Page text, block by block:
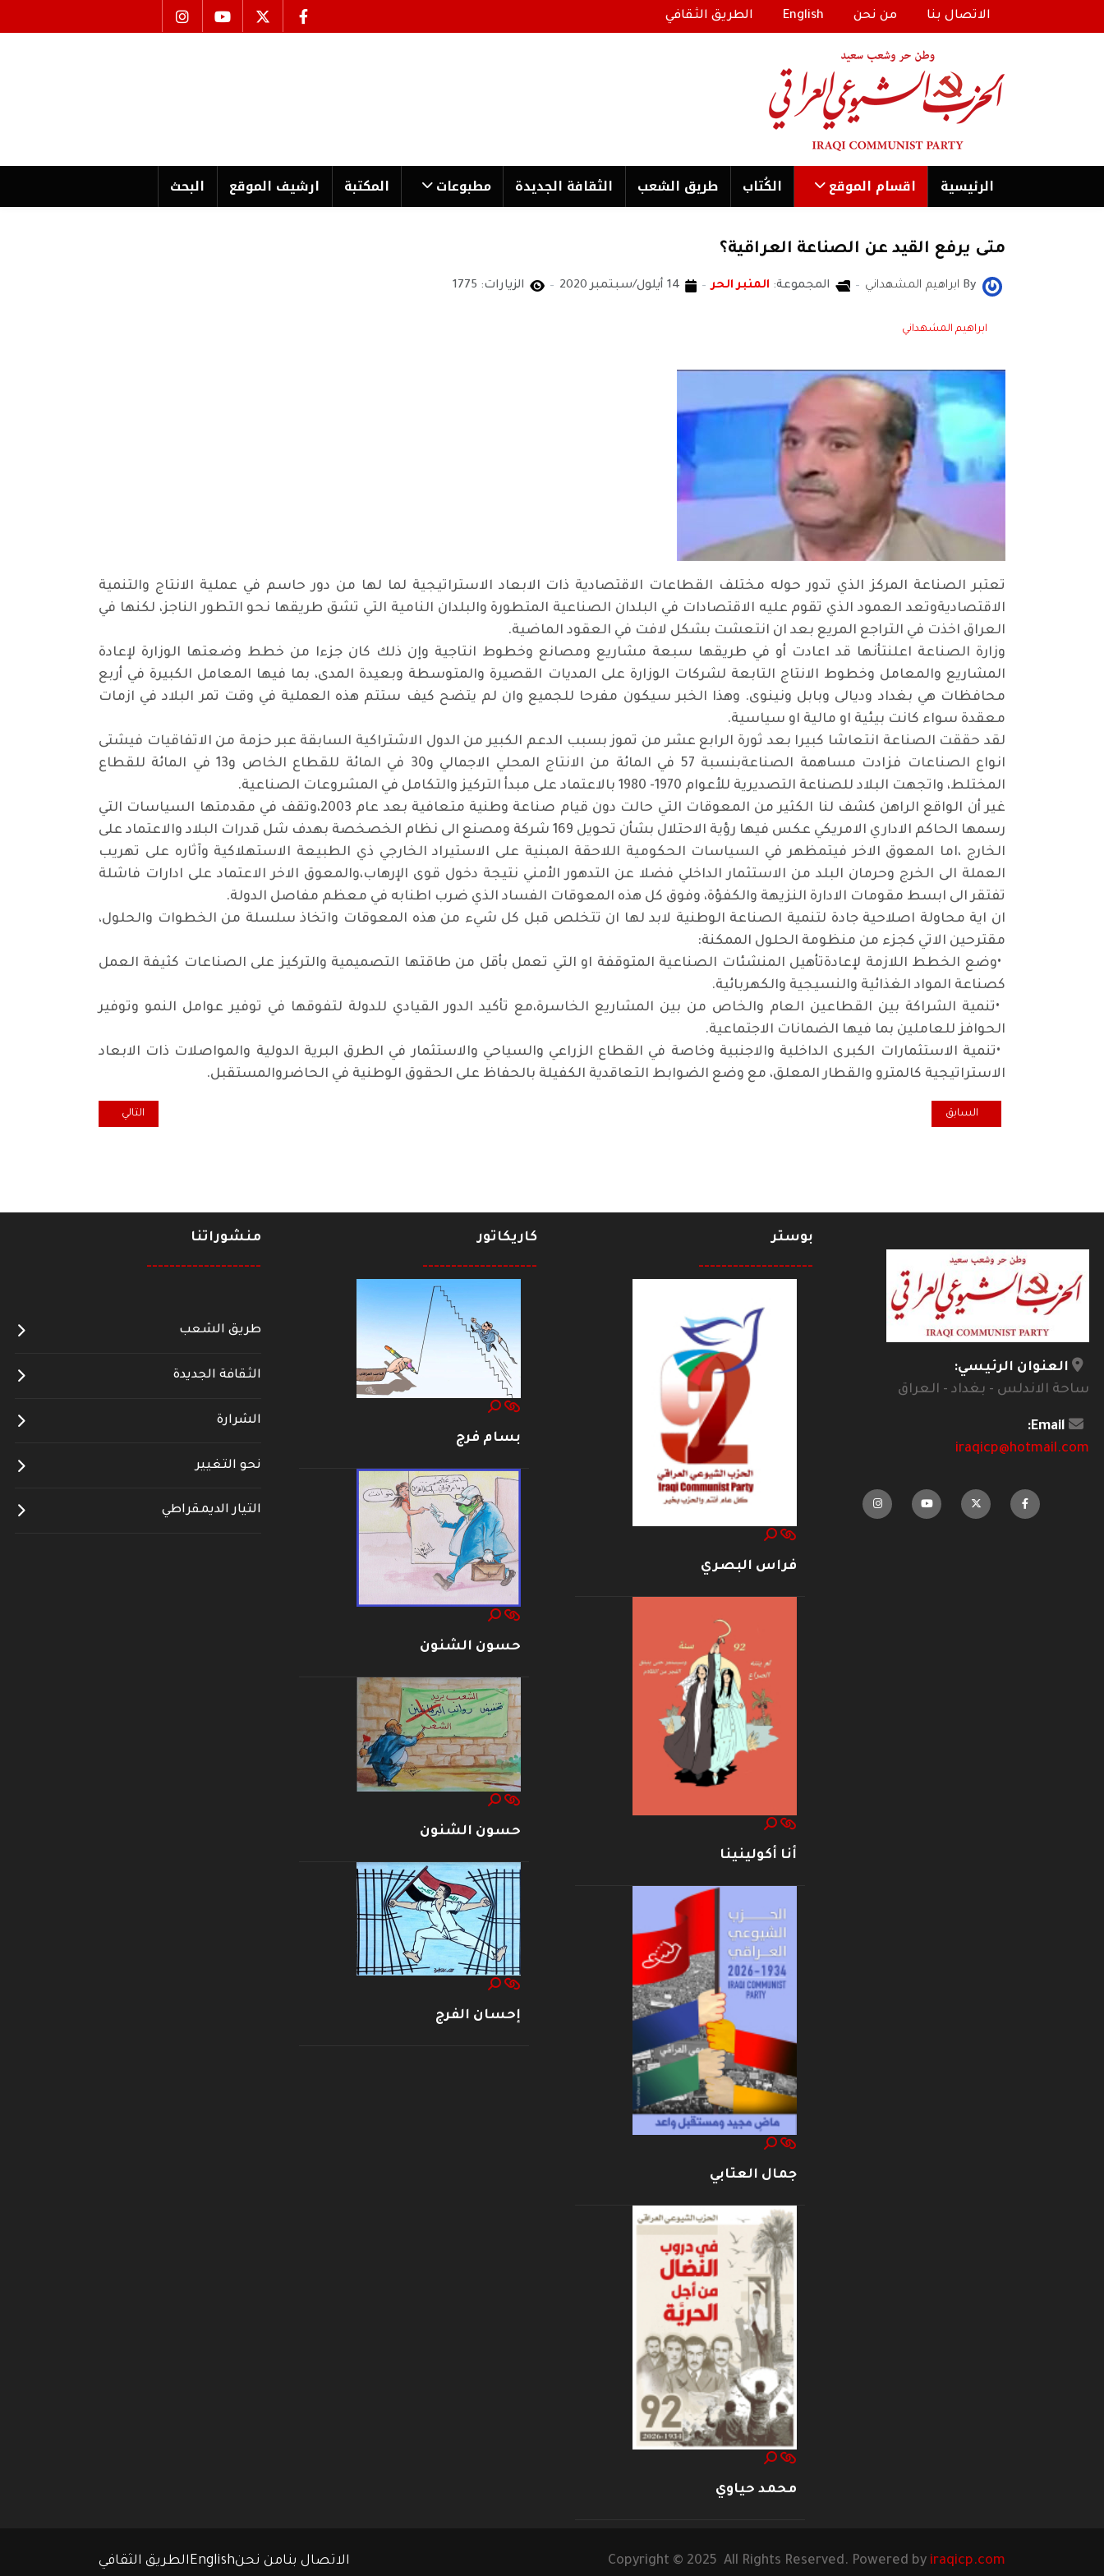
الاتصال بنا من نحن English الطريق الثقافي
الرئیسية اقسام الموقع الكُتاب طریق الشعب الثقافة الجدیدة مطبوعات المكتبة ارشیف الموقع البحث
متى يرفع القيد عن الصناعة العراقية؟
By ابراهيم المشهداني المجموعة: المنبر الحر 14 أيلول/سبتمبر 2020 الزيارات: 1775
ابراهيم المشهداني
تعتبر الصناعة المركز الذي تدور حوله مختلف القطاعات الاقتصادية ذات الابعاد الاستراتيجية لما لها من دور حاسم في عملية الانتاج والتنمية
الاقتصاديةوتعد العمود الذي تقوم عليه الاقتصادات في البلدان الصناعية المتطورة والبلدان النامية التي تشق طريقها نحو التطور الناجز، لكنها في
العراق اخذت في التراجع المريع بعد ان انتعشت بشكل لافت في العقود الماضية.
وزارة الصناعة اعلنتأنها قد اعادت أو في طريقها سبعة مشاريع ومصانع وخطوط انتاجية وإن ذلك كان جزءا من خطط وضعتها الوزارة لإعادة
المشاريع والمعامل وخطوط الانتاج التابعة لشركات الوزارة على المديات القصيرة والمتوسطة وبعيدة المدى، بما فيها المعامل الكبيرة في أربع
محافظات هي بغداد وديالى وبابل ونينوى. وهذا الخبر سيكون مفرحا للجميع وان لم يتضح كيف ستتم هذه العملية في وقت تمر البلاد في ازمات
معقدة سواء كانت بيئية او مالية او سياسية.
لقد حققت الصناعة انتعاشا كبيرا بعد ثورة الرابع عشر من تموز بسبب الدعم الكبير من الدول الاشتراكية السابقة عبر حزمة من الاتفاقيات فيشتى
انواع الصناعات فزادت مساهمة الصناعةبنسبة 57 في المائة من الانتاج المحلي الاجمالي و30 في المائة للقطاع الخاص و13 في المائة للقطاع
المختلط، واتجهت البلاد للصناعة التصديرية للأعوام 1970- 1980 بالاعتماد على مبدأ التركيز والتكامل في المشروعات الصناعية
.
غير أن الواقع الراهن كشف لنا الكثير من المعوقات التي حالت دون قيام صناعة وطنية متعافية بعد عام 2003،وتقف في مقدمتها السياسات التي
رسمها الحاكم الاداري الامريكي عكس فيها رؤية الاحتلال بشأن تحويل 169 شركة ومصنع الى نظام الخصخصة بهدف شل قدرات البلاد والاعتماد على
الخارج ،اما المعوق الاخر فيتمظهر في السياسات الحكومية اللاحقة المبنية على الاستيراد الخارجي ذي الطبيعة الاستهلاكية وآثاره على تهريب
العملة الى الخرج وحرمان البلد من الاستثمار الداخلي فضلا عن التدهور الأمني نتيجة دخول قوى الإرهاب،والمعوق الاخر الاعتماد على ادارات فاشلة
تفتقر الى ابسط مقومات الادارة النزيهة والكفؤة، وفوق كل هذه المعوقات الفساد الذي ضرب اطنابه في معظم مفاصل الدولة.
ان اية محاولة اصلاحية جادة لتنمية الصناعة الوطنية لابد لها ان تتخلص قبل كل شيء من هذه المعوقات واتخاذ سلسلة من الخطوات والحلول،
مقترحين الاتي كجزء من منظومة الحلول الممكنة:
•وضع الخطط اللازمة لإعادةتأهيل المنشئات الصناعية المتوقفة او التي تعمل بأقل من طاقتها التصميمية والتركيز على الصناعات كثيفة العمل
كصناعة المواد الغذائية والنسيجية والكهربائية.
•تنمية الشراكة بين القطاعين العام والخاص من بين المشاريع الخاسرة،مع تأكيد الدور القيادي للدولة لتفوقها في توفير عوامل النمو وتوفير
الحوافز للعاملين بما فيها الضمانات الاجتماعية.
•تنمية الاستثمارات الكبرى الداخلية والاجنبية وخاصة في القطاع الزراعي والسياحي والاستثمار في الطرق البرية الدولية والمواصلات ذات الابعاد
الاستراتيجية كالمترو والقطار المعلق، مع وضع الضوابط التعاقدية الكفيلة بالحفاظ على الحقوق الوطنية في الحاضروالمستقبل.
المقال السابق: ملاحظات خاطفة حول الدين العام العراقي ٢٠٢٠ *
السابق المقال التالي: بلاء الطائفية
التالي
العنوان الرئيسي:
ساحة الاندلس - بغداد - العراق
Email:
iraqicp@hotmail.com
بوستر
--------------------
فراس البصري
أنا أكولينينا
جمال العتابي
محمد حياوي
كاريكاتور
--------------------
بسام فرج
حسون الشنون
حسون الشنون
إحسان الفرج
منشوراتنا
--------------------
طريق الشعب
الثقافة الجديدة
الشرارة
نحو التغيير
التيار الديمقراطي
Copyright © 2025 All Rights Reserved. Powered by iraqicp.com الاتصال بنامن نحنEnglishالطريق الثقافي